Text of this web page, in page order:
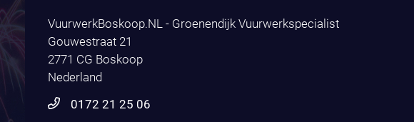
VuurwerkBoskoop.NL - Groenendijk Vuurwerkspecialist
Gouwestraat 21
2771 CG Boskoop
Nederland
0172 21 25 06